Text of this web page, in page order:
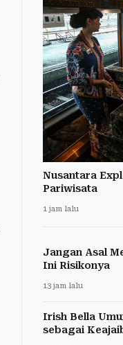
Nusantara
Pariwisata
1 jam lalu
Jangan Asal
Ini Risikonya
13 jam lalu
Irish Bella
sebagai